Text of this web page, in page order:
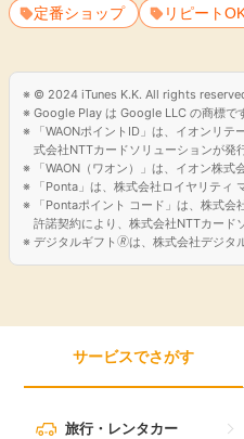
も豊富 ポイントサイト「GMOポ
ポイントもゲット！ GMOポイ活
ットコスメショッピング）」を
定番ショップ
リピート
© 2024 iTunes K.K. All rights
Google Play は Google LLC の商標で
「WAONポイントID」は、イオンリ
式会社NTTカードソリューションが発
「WAON（ワオン）」は、イオン株式
「Ponta」は、株式会社ロイヤリティ
「Pontaポイント コード」は、株式
許諾契約により、株式会社NTTカード
デジタルギフト🄬は、株式会社デジタ
サービスでさがす
旅行・レンタカー